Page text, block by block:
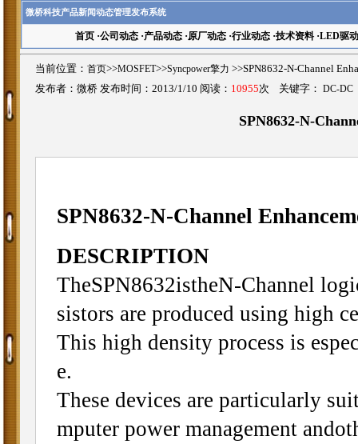
微桥科技产品新闻动态管理发布系统
首页·公司动态·产品动态·原厂动态·行业动态·技术资料·LED驱动
当前位置： 首页>>MOSFET>>Syncpower擎力 >>SPN8632-N-Channel
发布者：微桥 发布时间：2013/1/10 阅读： 10955次 关键字： DC-DC
SPN8632-N-
SPN8632-N-Channel
DESCRIPTION
TheSPN8632istheN-Channel
sistors are produced using high
This high density process is
e.
These devices are particularly
mputer power management